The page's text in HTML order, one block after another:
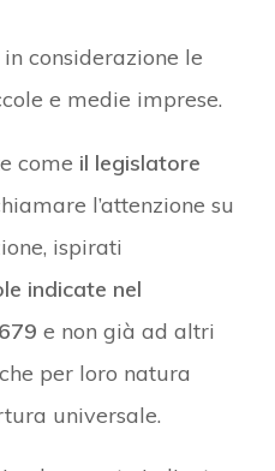
considerazione le
e medie imprese.
come il legislatore
l’attenzione su
ispirati
indicate nel
e non già ad altri
per loro natura
universale.